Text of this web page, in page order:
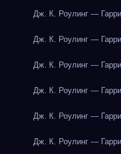
Дж. К. Роулинг —
Дж. К. Роулинг —
Дж. К. Роулинг —
Дж. К. Роулинг —
Дж. К. Роулинг —
Дж. К. Роулинг —